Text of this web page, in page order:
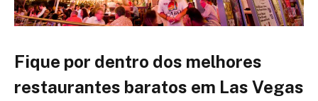
Fique por dentro dos melhores
restaurantes baratos em Las Vegas